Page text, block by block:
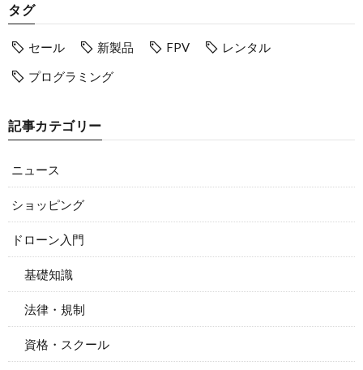
タグ
セール 新製品 FPV
レンタル
プログラミング
記事カテゴリー
ニュース
ショッピング
ドローン入門
基礎知識
法律・規制
資格・スクール